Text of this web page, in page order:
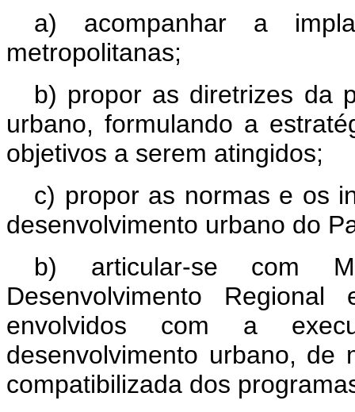
a) acompanhar a
metropolitanas;
b) propor as diretrizes da
urbano, formulando a
objetivos a serem atingidos;
c) propor as normas e os
desenvolvimento urbano do
b) articular-se com
Desenvolvimento
envolvidos com a
desenvolvimento urbano, de
compatibilizada dos